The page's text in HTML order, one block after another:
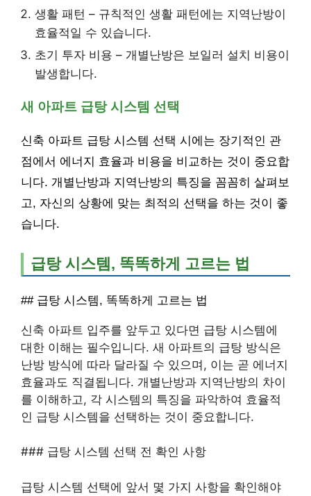
생활 패턴 – 규칙적인 생활 패턴에는 지역난방이
효율적일 수 있습니다.
초기 투자 비용 – 개별난방은 보일러 설치 비용이
발생합니다.
새 아파트 급탕 시스템 선택
신축 아파트 급탕 시스템 선택 시에는 장기적인 관
점에서 에너지 효율과 비용을 비교하는 것이 중요합
니다. 개별난방과 지역난방의 특징을 꼼꼼히 살펴보
고, 자신의 상황에 맞는 최적의 선택을 하는 것이 좋
습니다.
급탕 시스템, 똑똑하게 고르는 법
## 급탕 시스템, 똑똑하게 고르는 법
신축 아파트 입주를 앞두고 있다면 급탕 시스템에
대한 이해는 필수입니다. 새 아파트의 급탕 방식은
난방 방식에 따라 달라질 수 있으며, 이는 곧 에너지
효율과도 직결됩니다. 개별난방과 지역난방의 차이
를 이해하고, 각 시스템의 특징을 파악하여 효율적
인 급탕 시스템을 선택하는 것이 중요합니다.
### 급탕 시스템 선택 전 확인 사항
급탕 시스템 선택에 앞서 몇 가지 사항을 확인해야